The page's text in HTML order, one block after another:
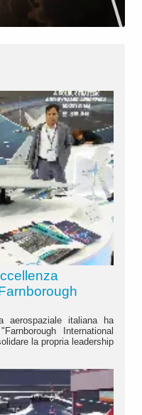
aerospaziale italiana ha
International
la propria leadership